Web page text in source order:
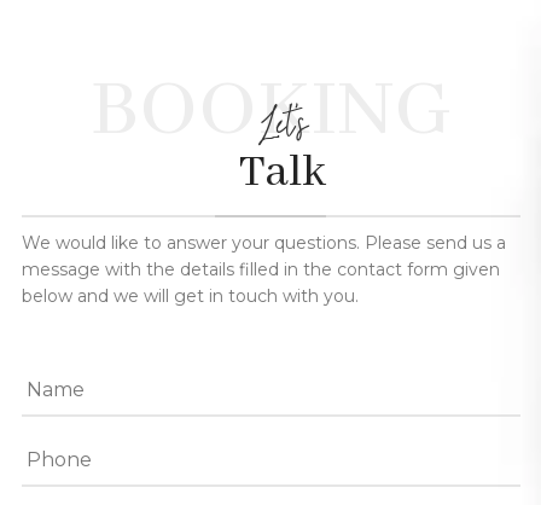
BOOKING
Let's
Talk
We would like to answer your questions. Please send us a
message with the details filled in the contact form given
below and we will get in touch with you.